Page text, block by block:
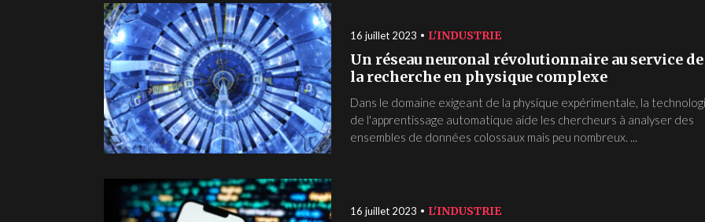
16 juillet 2023 L'INDUSTRIE
Un réseau neuronal révolutionnaire au service de
la recherche en physique complexe
Dans le domaine exigeant de la physique expérimentale, la
de l'apprentissage automatique aide les chercheurs à analyser des
ensembles de données colossaux mais peu nombreux. ...
16 juillet 2023 L'INDUSTRIE